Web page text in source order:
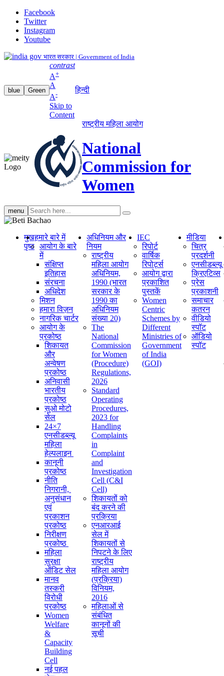
Facebook
Twitter
Instagram
Youtube
भारत सरकार | Government of India
blue Green
contrast
A+
A
A-
Skip to
Content
हिन्दी
राष्ट्रीय महिला आयोग
National
Commission for
Women
menu Search
search
मुख
पृष्ठ
हमारे बारे में
आयोग के बारे
में
संक्षिप्‍त
इतिहास
संरचना
अधिदेश
मिशन
हमारा विज़न
नागरिक चार्टर
आयोग के
प्रकोष्ठ
शिकायत
और
अन्वेषण
प्रकोष्ठ
अनिवासी
भारतीय
प्रकोष्ठ
सुओ मोटो
सेल
24×7
एनसीडब्ल्यू
महिला
हेल्पलाइन
कानूनी
प्रकोष्ठ
नीति
निगरानी, ​​
अनुसंधान
एवं
प्रकाशन
प्रकोष्ठ
निरीक्षण
प्रकोष्ठ
महिला
सुरक्षा
ऑडिट सेल
मानव
तस्करी
विरोधी
प्रकोष्ठ
Women
Welfare
&
Capacity
Building
Cell
नई पहल
अधिनियम और
नियम
राष्ट्रीय
महिला आयोग
अधिनियम,
1990 (भारत
सरकार के
1990 का
अधिनियम
संख्या 20)
The
National
Commission
for Women
(Procedure)
Regulations,
2026
Standard
Operating
Procedures,
2023 for
Handling
Complaints
in
Complaint
and
Investigation
Cell (C&I
Cell)
शिकायतों को
बंद करने की
प्रक्रिया
एनआरआई
सेल में
शिकायतों से
निपटने के लिए
राष्ट्रीय
महिला आयोग
(प्रक्रिया)
विनियम,
2016
महिलाओं से
संबंधित
कानूनों की
सूची
IEC
रिपोर्ट
वार्षिक
रिपोर्ट्स
आयोग द्वारा
प्रकाशित
पुस्तकें
Women
Centric
Schemes by
Different
Ministries of
Government
of India
(GOI)
मीडिया
चित्र
प्रदर्शनी
एनसीडब्ल्यू
क्रिएटिव्स
प्रेस
प्रकाशनी
समाचार
कतरन
वीडियो
स्पॉट
ऑडियो
स्पॉट